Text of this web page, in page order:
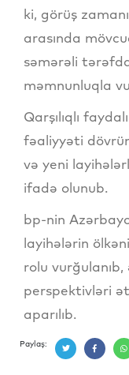
ki, görüş
arasında
səmərəli
məmnunluqla
Qarşılıqlı
fəaliyyəti
və yeni
ifadə olunub.
bp-nin
layihələrin
rolu vurğulanıb,
perspektivləri
aparılıb.
Paylaş: